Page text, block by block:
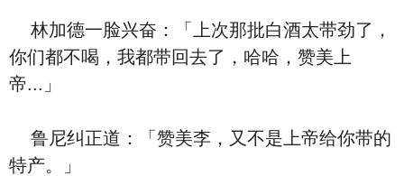
林加德一脸兴奋：「上次那批白酒太带劲了，
你们都不喝，我都带回去了，哈哈，赞美上
帝...」
鲁尼纠正道：「赞美李，又不是上帝给你带的
特产。」